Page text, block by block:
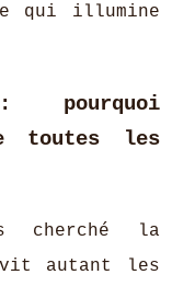
qui illumine
pourquoi
toutes les
cherché la
autant les